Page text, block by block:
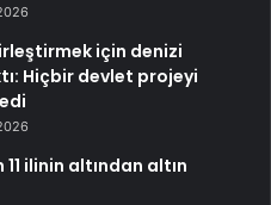
için denizi
Hiçbir devlet projeyi
11 ilinin altından altın